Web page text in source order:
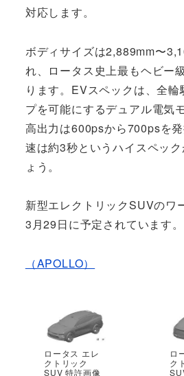
対応します。
ボディサイズは2,889mm〜
れ、ロータス史上最もヘビー
ります。EVスペックは、全
プを可能にするデュアル電気
高出力は600psから700psを
速は約3秒というハイスペッ
ょう。
新型エレクトリックSUVのワ
3月29日に予定されています。
（APOLLO）
ロータス エレ
クトリック
SUV 特許画像
ロ
ク